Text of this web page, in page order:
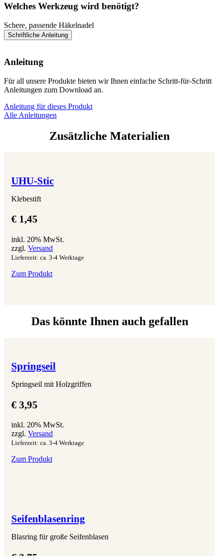
Welches Werkzeug wird benötigt?
Schere, passende Häkelnadel
Schriftliche Anleitung
Anleitung
Für all unsere Produkte bieten wir Ihnen einfache Schritt-für-Schritt
Anleitungen zum Download an.
Anleitung für dieses Produkt
Alle Anleitungen
Zusätzliche Materialien
UHU-Stic
Klebestift
€ 1,45
inkl. 20% MwSt.
zzgl. Versand
Lieferzeit: ca. 3-4 Werktage
Zum Produkt
Das könnte Ihnen auch gefallen
Springseil
Springseil mit Holzgriffen
€ 3,95
inkl. 20% MwSt.
zzgl. Versand
Lieferzeit: ca. 3-4 Werktage
Zum Produkt
Seifenblasenring
Blasring für große Seifenblasen